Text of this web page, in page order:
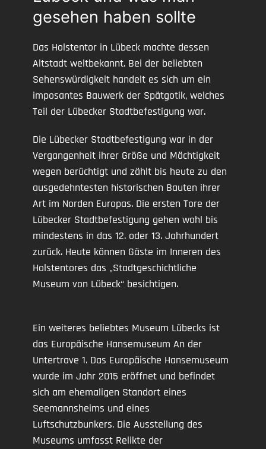
gesehen haben sollte
Das Holstentor in Lübeck machte dessen
Altstadt weltbekannt. Bei der beliebten
Sehenswürdigkeit handelt es sich um ein
imposantes Bauwerk der Spätgotik, welches
Teil der Lübecker Stadtbefestigung war.
Die Lübecker Stadtbefestigung war in der
Vergangenheit ihrer Größe und Mächtigkeit
wegen berüchtigt und zählt bis heute zu den
ausgedehntesten historischen Bauten ihrer
Art im Norden Europas. Die ersten Tore der
Lübecker Stadtbefestigung gehen wohl bis
mindestens in das 12. oder 13. Jahrhundert
zurück. Heute können Gäste im Inneren des
Holstentores das „Stadtgeschichtliche
Museum von Lübeck“ besichtigen.
Ein weiteres beliebtes Museum Lübecks ist
das Europäische Hansemuseum An der
Untertrave 1. Das Europäische Hansemuseum
wurde im Jahr 2015 eröffnet und befindet
sich am ehemaligen Standort eines
Seemannsheims und eines
Luftschutzbunkers. Die Ausstellung des
Museums umfasst Relikte der